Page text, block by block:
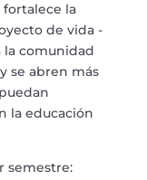
la
de vida -
la comunidad
se abren más
la educación
semestre: